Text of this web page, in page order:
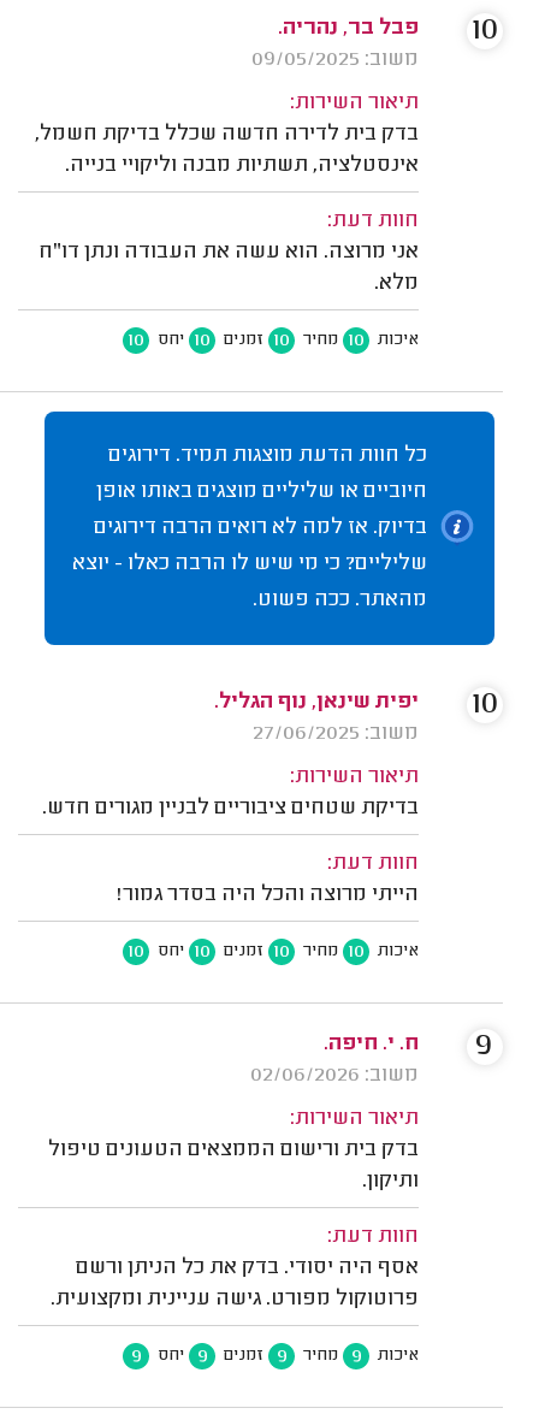
פבל בר, נהריה.
משוב: 09/05/2025
תיאור השירות:
בדק בית לדירה חדשה שכלל בדיקת חשמל,
אינסטלציה, תשתיות מבנה וליקויי בנייה.
חוות דעת:
אני מרוצה. הוא עשה את העבודה ונתן דו"ח
מלא.
איכות 10 מחיר 10 זמנים 10 יחס 10
10
כל חוות הדעת מוצגות תמיד. דירוגים
חיוביים או שליליים מוצגים באותו אופן
בדיוק. אז למה לא רואים הרבה דירוגים
שליליים? כי מי שיש לו הרבה כאלו - יוצא
מהאתר. ככה פשוט.
יפית שינאן, נוף הגליל.
משוב: 27/06/2025
תיאור השירות:
בדיקת שטחים ציבוריים לבניין מגורים חדש.
חוות דעת:
הייתי מרוצה והכל היה בסדר גמור!
איכות 10 מחיר 10 זמנים 10 יחס 10
10
ח. י. חיפה.
משוב: 02/06/2026
תיאור השירות:
בדק בית ורישום הממצאים הטעונים טיפול
ותיקון.
חוות דעת:
אסף היה יסודי. בדק את כל הניתן ורשם
פרוטוקול מפורט. גישה עניינית ומקצועית.
איכות 9 מחיר 9 זמנים 9 יחס 9
9